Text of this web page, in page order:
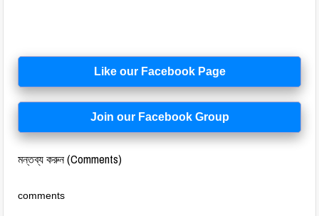
Like our Facebook Page
Join our Facebook Group
মন্তব্য করুন (Comments)
comments